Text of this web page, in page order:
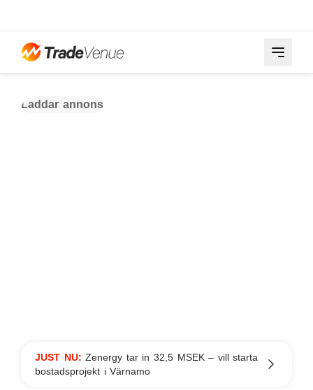
Laddar annons
JUST NU:Zenergy tar in 32,5 MSEK – vill starta
bostadsprojekt i Värnamo